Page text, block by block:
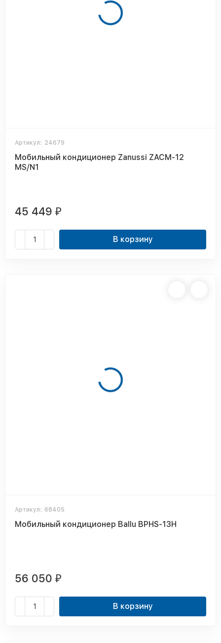
Артикул: 24679
Мобильный кондиционер Zanussi ZACM-12
MS/N1
45 449 ₽
В корзину
Артикул: 68405
Мобильный кондиционер Ballu BPHS-13H
56 050 ₽
В корзину